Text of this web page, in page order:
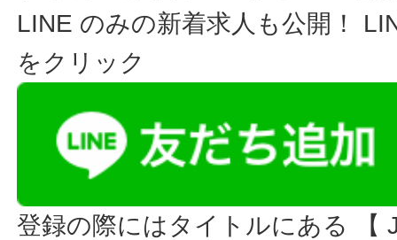
LINE のみの新着求人も公開！
をクリック
登録の際にはタイトルにある 【